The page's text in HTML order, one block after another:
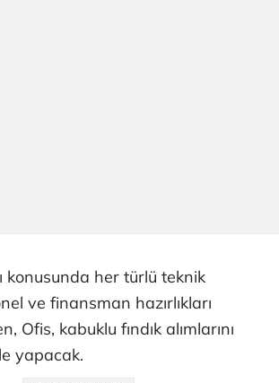
konusunda her türlü teknik
ve finansman hazırlıkları
Ofis, kabuklu fındık alımlarını
yapacak.